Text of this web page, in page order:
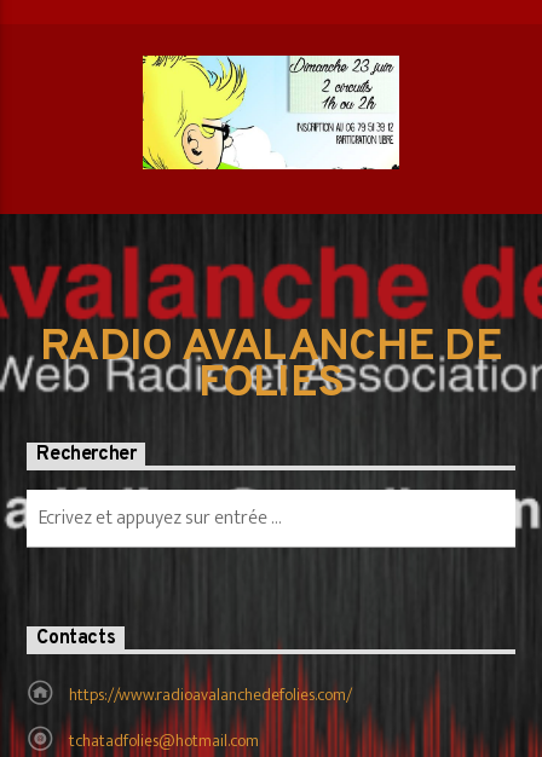
RADIO AVALANCHE DE
FOLIES
Rechercher
Contacts
https://www.radioavalanchedefolies.com/
tchatadfolies@hotmail.com